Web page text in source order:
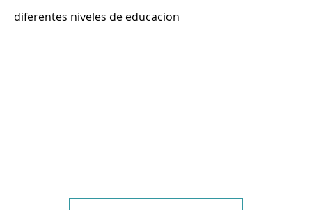
diferentes niveles de educacion